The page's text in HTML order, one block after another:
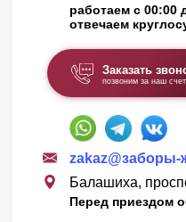
работаем с 00:00
отвечаем
Заказать
позвоним за наш счет
Балашиха,
Перед приездом